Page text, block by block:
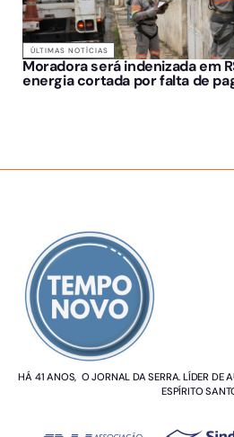
ÚLTIMAS NOTÍCIAS
Moradora será indenizada em
energia cortada por falta de
HÁ 41 ANOS, O JORNAL DA SERRA. LÍDER DE
ESPÍRITO